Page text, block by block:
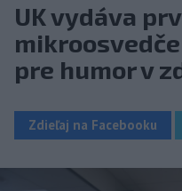
UK vydáva
pre humor v
Zdieľaj na Facebooku